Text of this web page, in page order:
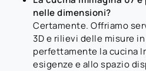
nelle dimensioni?
Certamente. Offriamo
3D e rilievi delle misure
perfettamente la cucina
esigenze e allo spazio